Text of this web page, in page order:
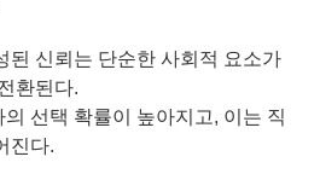
된 신뢰는 단순한 사회적 요소가
환된다.
선택 확률이 높아지고, 이는 직
진다.